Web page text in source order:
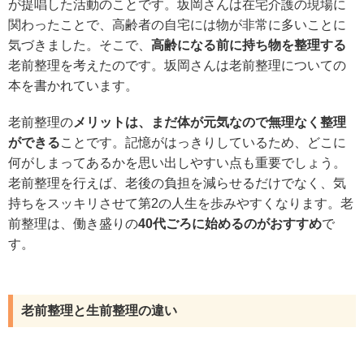
が提唱した活動のことです。坂岡さんは在宅介護の現場に
関わったことで、高齢者の自宅には物が非常に多いことに
気づきました。そこで、 高齢になる前に持ち物を整理する
老前整理を考えたのです。坂岡さんは老前整理についての
本を書かれています。
老前整理のメリットは、まだ体が元気なので無理なく整理
ができることです。記憶がはっきりしているため、どこに
何がしまってあるかを思い出しやすい点も重要でしょう。
老前整理を行えば、老後の負担を減らせるだけでなく、気
持ちをスッキリさせて第2の人生を歩みやすくなります。老
前整理は、働き盛りの40代ごろに始めるのがおすすめで
す。
老前整理と生前整理の違い